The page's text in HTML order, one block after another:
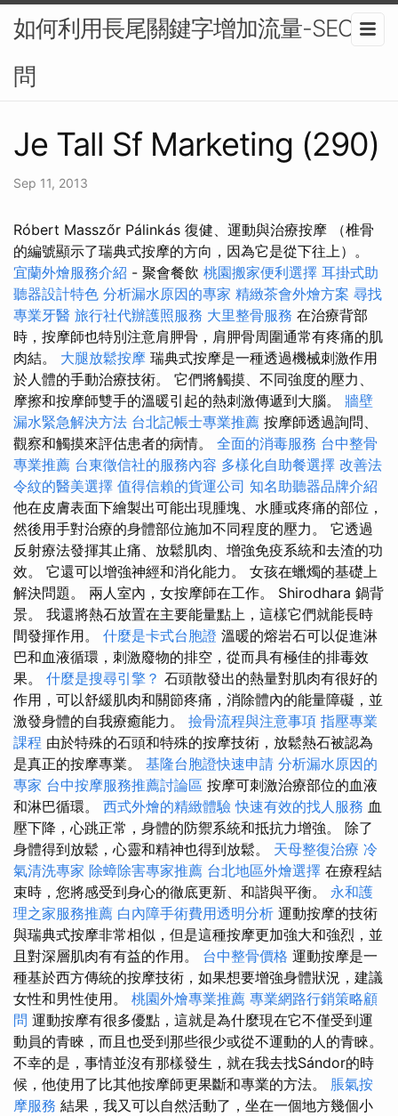
如何利用長尾關鍵字增加流量-SEO顧
問
Je Tall Sf Marketing (290)
Sep 11, 2013
Róbert Masszőr Pálinkás 復健、運動與治療按摩 （椎骨
的編號顯示了瑞典式按摩的方向，因為它是從下往上）。
宜蘭外燴服務介紹 - 聚會餐飲 桃園搬家便利選擇 耳掛式助
聽器設計特色 分析漏水原因的專家 精緻茶會外燴方案 尋找
專業牙醫 旅行社代辦護照服務 大里整骨服務 在治療背部
時，按摩師也特別注意肩胛骨，肩胛骨周圍通常有疼痛的肌
肉結。 大腿放鬆按摩 瑞典式按摩是一種透過機械刺激作用
於人體的手動治療技術。 它們將觸摸、不同強度的壓力、
摩擦和按摩師雙手的溫暖引起的熱刺激傳遞到大腦。 牆壁
漏水緊急解決方法 台北記帳士專業推薦 按摩師透過詢問、
觀察和觸摸來評估患者的病情。 全面的消毒服務 台中整骨
專業推薦 台東徵信社的服務內容 多樣化自助餐選擇 改善法
令紋的醫美選擇 值得信賴的貨運公司 知名助聽器品牌介紹
他在皮膚表面下繪製出可能出現腫塊、水腫或疼痛的部位，
然後用手對治療的身體部位施加不同程度的壓力。 它透過
反射療法發揮其止痛、放鬆肌肉、增強免疫系統和去渣的功
效。 它還可以增強神經和消化能力。 女孩在蠟燭的基礎上
解決問題。 兩人室內，女按摩師在工作。 Shirodhara 鍋背
景。 我還將熱石放置在主要能量點上，這樣它們就能長時
間發揮作用。 什麼是卡式台胞證 溫暖的熔岩石可以促進淋
巴和血液循環，刺激廢物的排空，從而具有極佳的排毒效
果。 什麼是搜尋引擎？ 石頭散發出的熱量對肌肉有很好的
作用，可以舒緩肌肉和關節疼痛，消除體內的能量障礙，並
激發身體的自我療癒能力。 撿骨流程與注意事項 指壓專業
課程 由於特殊的石頭和特殊的按摩技術，放鬆熱石被認為
是真正的按摩專業。 基隆台胞證快速申請 分析漏水原因的
專家 台中按摩服務推薦討論區 按摩可刺激治療部位的血液
和淋巴循環。 西式外燴的精緻體驗 快速有效的找人服務 血
壓下降，心跳正常，身體的防禦系統和抵抗力增強。 除了
身體得到放鬆，心靈和精神也得到放鬆。 天母整復治療 冷
氣清洗專家 除蟑除害專家推薦 台北地區外燴選擇 在療程結
束時，您將感受到身心的徹底更新、和諧與平衡。 永和護
理之家服務推薦 白內障手術費用透明分析 運動按摩的技術
與瑞典式按摩非常相似，但是這種按摩更加強大和強烈，並
且對深層肌肉有有益的作用。 台中整骨價格 運動按摩是一
種基於西方傳統的按摩技術，如果想要增強身體狀況，建議
女性和男性使用。 桃園外燴專業推薦 專業網路行銷策略顧
問 運動按摩有很多優點，這就是為什麼現在它不僅受到運
動員的青睞，而且也受到那些很少或從不運動的人的青睞。
不幸的是，事情並沒有那樣發生，就在我去找Sándor的時
候，他使用了比其他按摩師更果斷和專業的方法。 脹氣按
摩服務 結果，我又可以自然活動了，坐在一個地方幾個小